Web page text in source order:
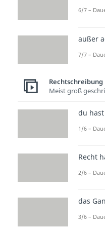
6/7 –
außer
7/7 –
Rechtschreibung
Meist groß
du
1/6 –
Recht
2/6 –
das
3/6 –